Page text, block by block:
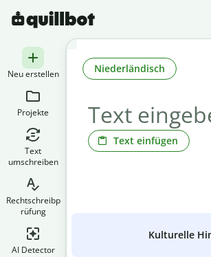
Neu erstellen
Projekte
Text
umschreiben
Rechtschreibp
rüfung
AI Detector
Text einfügen
Niederländisch
Kulturelle